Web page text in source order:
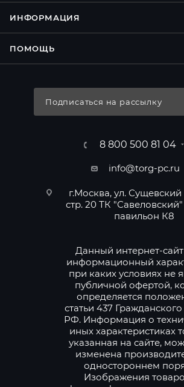
ИНФОРМАЦИЯ
ПОМОЩЬ
Подписаться на рассылку
8 800 500 81 04
info@torg-pc.ru
г.Москва, ул. Сущевский
стр. 20 ТК "Савеловский"
павильон К8
Данный интернет-
информационный
при каких условиях не
публичной офертой,
определяется
статьи 437
РФ. Информация о
иных характеристиках
указанная на сайте,
изменена
одностороннем
Изображения